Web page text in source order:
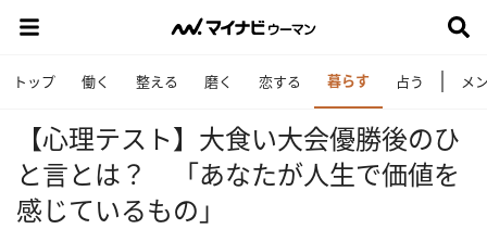
トップ 働く 整える 磨く 恋する 暮らす 占う メ
【心理テスト】大食い大会優勝後のひ
と言とは？ 「あなたが人生で価値を
感じているもの」